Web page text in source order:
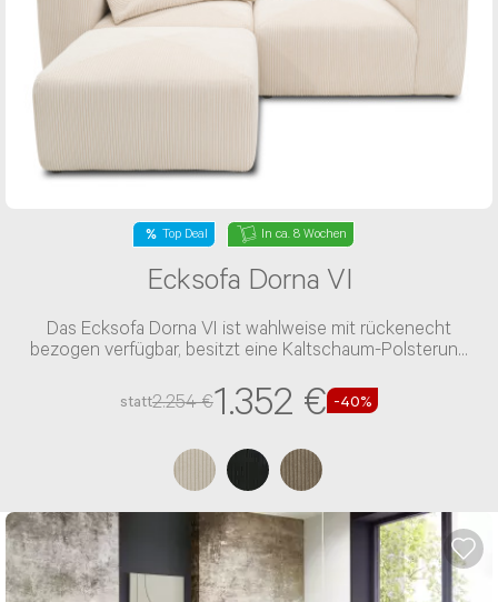
Top Deal In ca. 8 Wochen
Ecksofa Dorna VI
Das Ecksofa Dorna VI ist wahlweise mit rückenecht
bezogen verfügbar, besitzt eine Kaltschaum-Polsterung
statt2.254 €1.352 € -40%